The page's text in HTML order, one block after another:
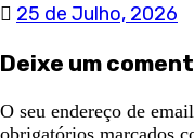
25 de Julho, 2026
Deixe um
O seu endereço de
obrigatórios marcados